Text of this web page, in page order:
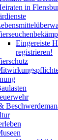
in
Eingereiste
registrieren!